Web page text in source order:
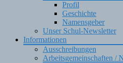
Profil
Geschichte
Namensgeber
Unser Schul-Newsletter
Informationen
Ausschreibungen
Arbeitsgemeinschaften /